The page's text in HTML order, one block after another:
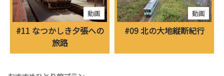
動画
#11 なつかしき夕張への
旅路
動画
#09 北の大地縦断紀行